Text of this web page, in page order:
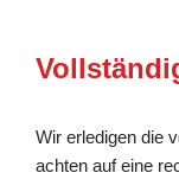
Wir erledigen die
achten auf eine